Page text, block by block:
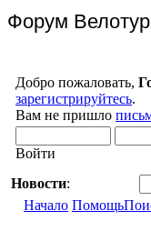
Форум
Добро пожаловать,
зарегистрируйтесь.
Вам не пришло
Войти
Новости:
Начало Помощь